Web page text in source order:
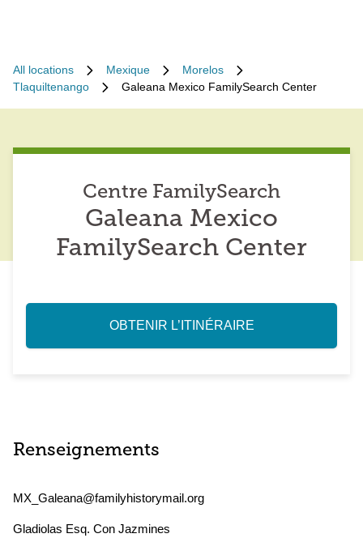
All locations Mexique
Morelos
Tlaquiltenango
Galeana Mexico FamilySearch Center
Centre FamilySearch
Galeana Mexico
FamilySearch Center
OBTENIR L’ITINÉRAIRE
Renseignements
MX_Galeana@familyhistorymail.org
Gladiolas Esq. Con Jazmines